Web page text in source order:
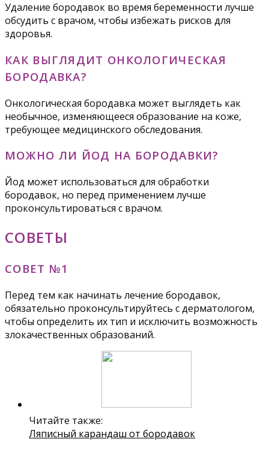
Удаление бородавок во время беременности лучше
обсудить с врачом, чтобы избежать рисков для
здоровья.
КАК ВЫГЛЯДИТ ОНКОЛОГИЧЕСКАЯ
БОРОДАВКА?
Онкологическая бородавка может выглядеть как
необычное, изменяющееся образование на коже,
требующее медицинского обследования.
МОЖНО ЛИ ЙОД НА БОРОДАВКИ?
Йод может использоваться для обработки
бородавок, но перед применением лучше
проконсультироваться с врачом.
СОВЕТЫ
СОВЕТ №1
Перед тем как начинать лечение бородавок,
обязательно проконсультируйтесь с дерматологом,
чтобы определить их тип и исключить возможность
злокачественных образований.
Читайте также:
Ляписный карандаш от бородавок